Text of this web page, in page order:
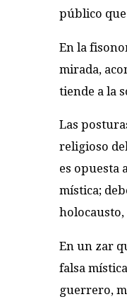
público
En la
mirada,
tiende a la
Las
religioso
es opuesta
mística;
holocausto,
En un zar
falsa
guerrero,